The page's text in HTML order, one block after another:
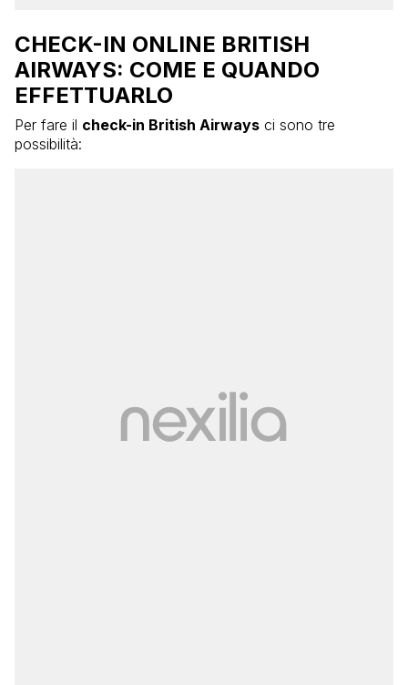
CHECK-IN ONLINE BRITISH
AIRWAYS: COME E QUANDO
EFFETTUARLO
Per fare il check-in British Airways ci sono tre
possibilità: